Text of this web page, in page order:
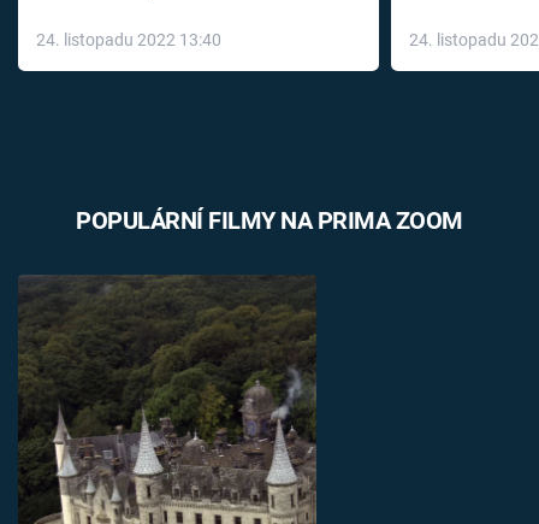
24. listopadu 2022 13:40
léky
24. listopadu
POPULÁRNÍ FILMY NA PRIMA ZOOM